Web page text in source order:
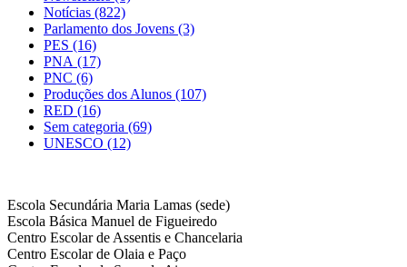
Notícias (822)
Parlamento dos Jovens (3)
PES (16)
PNA (17)
PNC (6)
Produções dos Alunos (107)
RED (16)
Sem categoria (69)
UNESCO (12)
Escola Secundária Maria Lamas (sede)
Escola Básica Manuel de Figueiredo
Centro Escolar de Assentis e Chancelaria
Centro Escolar de Olaia e Paço